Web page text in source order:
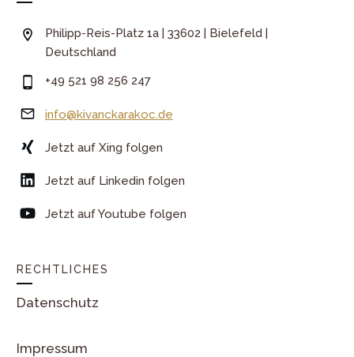
Philipp-Reis-Platz 1a | 33602 | Bielefeld |
Deutschland
+49 521 98 256 247
info@kivanckarakoc.de
Jetzt auf Xing folgen
Jetzt auf Linkedin folgen
Jetzt auf Youtube folgen
RECHTLICHES
Datenschutz
Impressum